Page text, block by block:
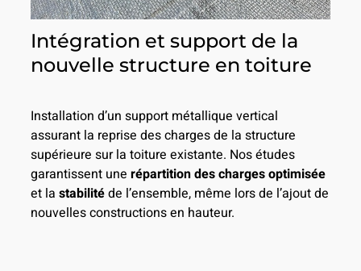
Intégration et support de la
nouvelle structure en toiture
Installation d’un support métallique vertical
assurant la reprise des charges de la structure
supérieure sur la toiture existante. Nos études
garantissent une répartition des charges optimisée
et la stabilitéde l’ensemble, même lors de l’ajout de
nouvelles constructions en hauteur.